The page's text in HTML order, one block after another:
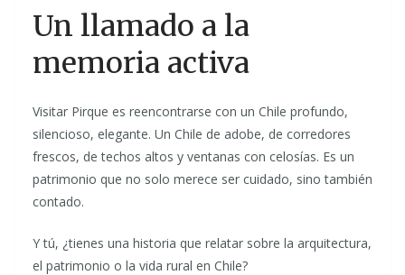
Un llamado a la
memoria activa
Visitar Pirque es reencontrarse con un Chile profundo,
silencioso, elegante. Un Chile de adobe, de corredores
frescos, de techos altos y ventanas con celosías. Es un
patrimonio que no solo merece ser cuidado, sino también
contado.
Y tú, ¿tienes una historia que relatar sobre la arquitectura,
el patrimonio o la vida rural en Chile?